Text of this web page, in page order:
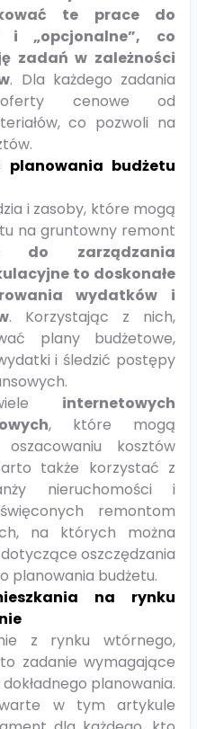
te prace do
i „opcjonalne”, co
zadań w zależności
. Dla każdego zadania
cenowe od
co pozwoli na
budżetu
i zasoby, które mogą
na gruntowny remont
do zarządzania
to doskonałe
wydatków i
. Korzystając z nich,
plany budżetowe,
i śledzić postępy
internetowych
, które mogą
kosztów
także korzystać z
nieruchomości i
remontom
na których można
oszczędzania
planowania budżetu.
na rynku
z rynku wtórnego,
zadanie wymagające
planowania.
w tym artykule